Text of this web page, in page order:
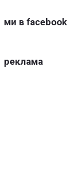
ми в facebook
реклама